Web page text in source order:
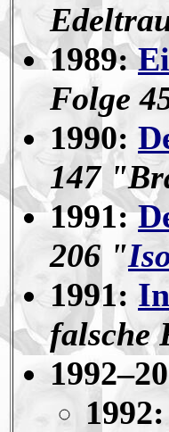
1989:
Folge
1990:
147
1991:
206 "
1991:
falsche